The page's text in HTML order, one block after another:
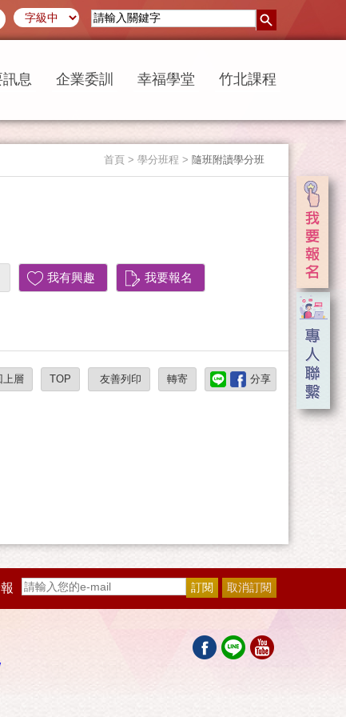
息 企業委訓 幸福學堂 竹北課程
首頁 > 學分班程 > 隨班附讀學分班
我有興趣 我要報名
上層 TOP 友善列印 轉寄 分享